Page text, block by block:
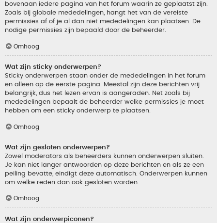
bovenaan iedere pagina van het forum waarin ze geplaatst zijn.
Zoals bij globale mededelingen, hangt het van de vereiste
permissies af of je al dan niet mededelingen kan plaatsen. De
nodige permissies zijn bepaald door de beheerder.
Omhoog
Wat zijn sticky onderwerpen?
Sticky onderwerpen staan onder de mededelingen in het forum
en alleen op de eerste pagina. Meestal zijn deze berichten vrij
belangrijk, dus het lezen ervan is aangeraden. Net zoals bij
mededelingen bepaalt de beheerder welke permissies je moet
hebben om een sticky onderwerp te plaatsen.
Omhoog
Wat zijn gesloten onderwerpen?
Zowel moderators als beheerders kunnen onderwerpen sluiten.
Je kan niet langer antwoorden op deze berichten en als ze een
peiling bevatte, eindigt deze automatisch. Onderwerpen kunnen
om welke reden dan ook gesloten worden.
Omhoog
Wat zijn onderwerpiconen?